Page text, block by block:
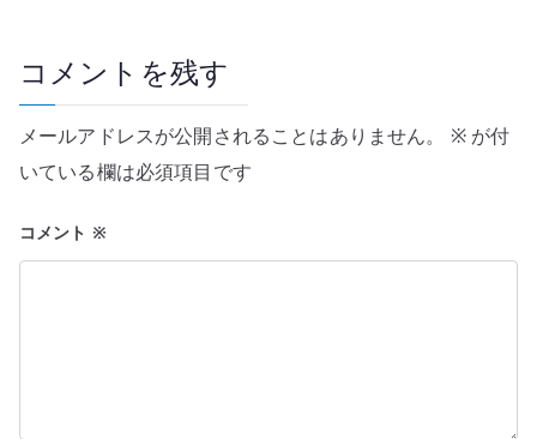
ー
シ
ョ
ン
コメントを残す
メールアドレスが公開されることはありません。 ※が付
いている欄は必須項目です
コメント ※